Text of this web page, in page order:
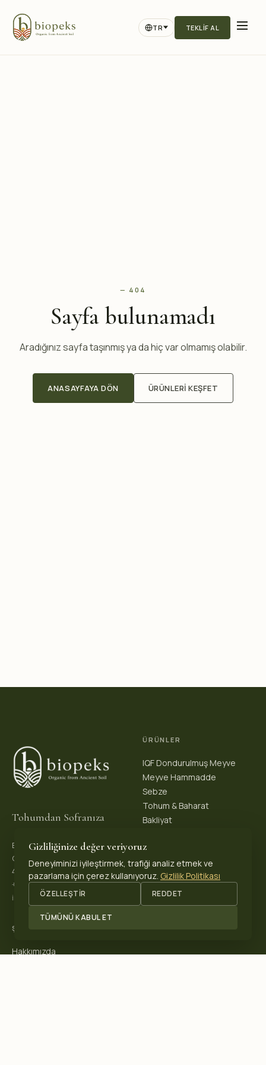
TR TEKLIF AL
— 404
Sayfa bulunamadı
Aradığınız sayfa taşınmış ya da hiç var olmamış olabilir.
ANASAYFAYA DÖN ÜRÜNLERI KEŞFET
Tohumdan Sofranıza
Biopeks Organik Ürünler
OSB. Reis Mh, 4. Sk 30/1,
42570 Akşehir / Konya, Türkiye
+90 531 625 70 04·
info@biopeks.com
ÜRÜNLER
IQF Dondurulmuş Meyve
Meyve Hammadde
Sebze
Tohum & Baharat
Bakliyat
ŞIRKET
Hakkımızda
Gizliliğinize değer veriyoruz
Deneyiminizi iyileştirmek, trafiği analiz etmek ve
pazarlama için çerez kullanıyoruz. Gizlilik Politikası
ÖZELLEŞTIR REDDET
TÜMÜNÜ KABUL ET